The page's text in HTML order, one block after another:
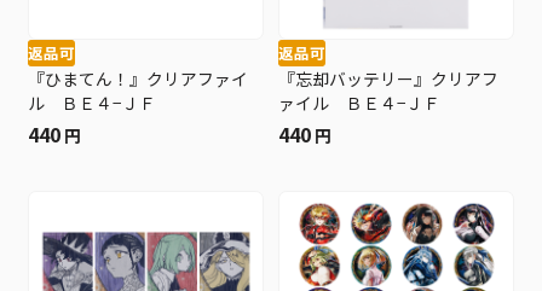
返品可
『ひまてん！』クリアファイ
ル ＢＥ４−ＪＦ
440 円
返品可
『忘却バッテリー』クリアフ
ァイル ＢＥ４−ＪＦ
440 円